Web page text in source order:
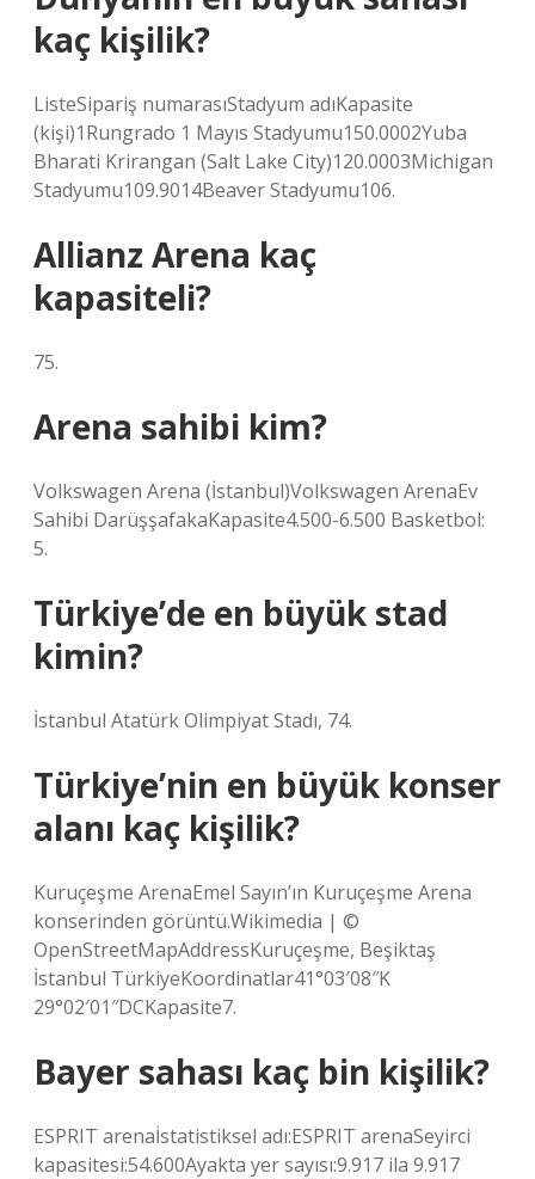
kaç kişilik?
ListeSipariş numarasıStadyum adıKapasite
(kişi)1Rungrado 1 Mayıs Stadyumu150.0002Yuba
Bharati Krirangan (Salt Lake City)120.0003Michigan
Stadyumu109.9014Beaver Stadyumu106.
Allianz Arena kaç
kapasiteli?
75.
Arena sahibi kim?
Volkswagen Arena (İstanbul)Volkswagen ArenaEv
Sahibi DarüşşafakaKapasite4.500-6.500 Basketbol:
5.
Türkiye’de en büyük stad
kimin?
İstanbul Atatürk Olimpiyat Stadı, 74.
Türkiye’nin en büyük konser
alanı kaç kişilik?
Kuruçeşme ArenaEmel Sayın’ın Kuruçeşme Arena
konserinden görüntü.Wikimedia | ©
OpenStreetMapAddressKuruçeşme, Beşiktaş
İstanbul TürkiyeKoordinatlar41°03′08″K
29°02′01″DCKapasite7.
Bayer sahası kaç bin kişilik?
ESPRIT arenaİstatistiksel adı:ESPRIT arenaSeyirci
kapasitesi:54.600Ayakta yer sayısı:9.917 ila 9.917